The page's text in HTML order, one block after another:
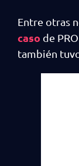
Entre otras
caso de
también